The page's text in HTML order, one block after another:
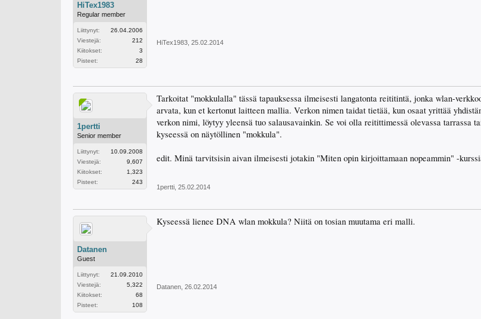
HiTex1983
Regular member
Liittynyt:
26.04.2006
Viestejä:
212
Kiitokset:
3
Pisteet:
28
HiTex1983 25.02.2014
1pertti
Senior member
Liittynyt:
10.09.2008
Viestejä:
9,607
Kiitokset:
1,323
Pisteet:
243
Tarkoitat "mokkulalla" tässä tapauksessa ilmeisesti langatonta reititintä, jonka wlan-
arvata, kun et kertonut laitteen mallia. Verkon nimen taidat tietää, kun osaat yrittää
verkon nimi, löytyy yleensä tuo salausavainkin. Se voi olla reitittimessä olevassa tarrassa
kyseessä on näytöllinen "mokkula".
edit. Minä tarvitsisin aivan ilmeisesti jotakin "Miten opin kirjoittamaan nopeammin" -
1pertti 25.02.2014
Datanen
Guest
Liittynyt:
21.09.2010
Viestejä:
5,322
Kiitokset:
68
Pisteet:
108
Kyseessä lienee DNA wlan mokkula? Niitä on tosian muutama eri malli.
Datanen 26.02.2014